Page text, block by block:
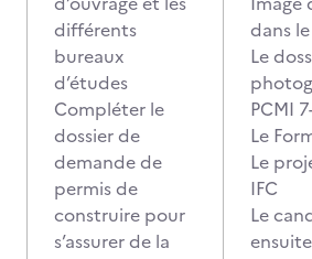
différents
bureaux
d’études
Compléter le
dossier de
demande de
permis de
construire pour
s’assurer de la
dans
Le
PCMI
Le
Le
IFC
Le